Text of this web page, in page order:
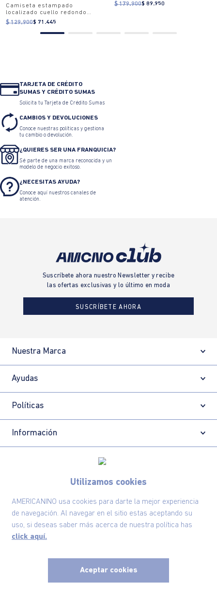
Utilizamos cookies
AMERICANINO usa cookies para darte la mejor experiencia
de navegación. Al navegar en el sitio estas aceptando su
uso, si deseas saber más acerca de nuestra política has
click aquí.
Aceptar cookies
Camiseta estampado
localizado cuello redondo
para mujer
$ 129.900$ 71.445
$ 179.900$ 89.950
TARJETA DE CRÉDITO
SUMAS Y CRÉDITO SUMAS
Solicita tu Tarjeta de Crédito Sumas
CAMBIOS Y DEVOLUCIONES
Conoce nuestras políticas y gestiona
tu cambio o devolución.
¿QUIERES SER UNA FRANQUICIA?
Sé parte de una marca reconocida y un
modelo de negocio exitoso.
¿NECESITAS AYUDA?
Conoce aquí nuestros canales de
atención.
Suscríbete ahora nuestro Newsletter y recibe
las ofertas exclusivas y lo último en moda
SUSCRÍBETE AHORA
Nuestra Marca
Ayudas
Políticas
Información